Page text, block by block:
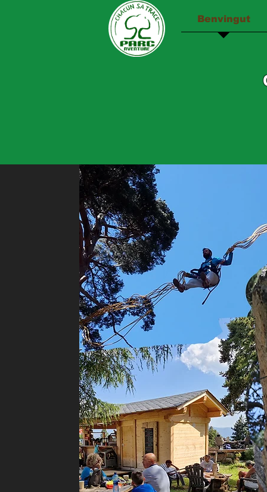
Benvingut